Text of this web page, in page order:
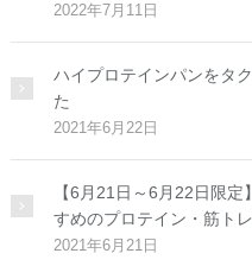
2022年7月11日
ハイプロテインパンをタ
た
2021年6月22日
【6月21日～6月22日限
すめのプロテイン・筋ト
2021年6月21日